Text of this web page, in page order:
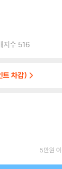
지수 516
트 차감)
5만원